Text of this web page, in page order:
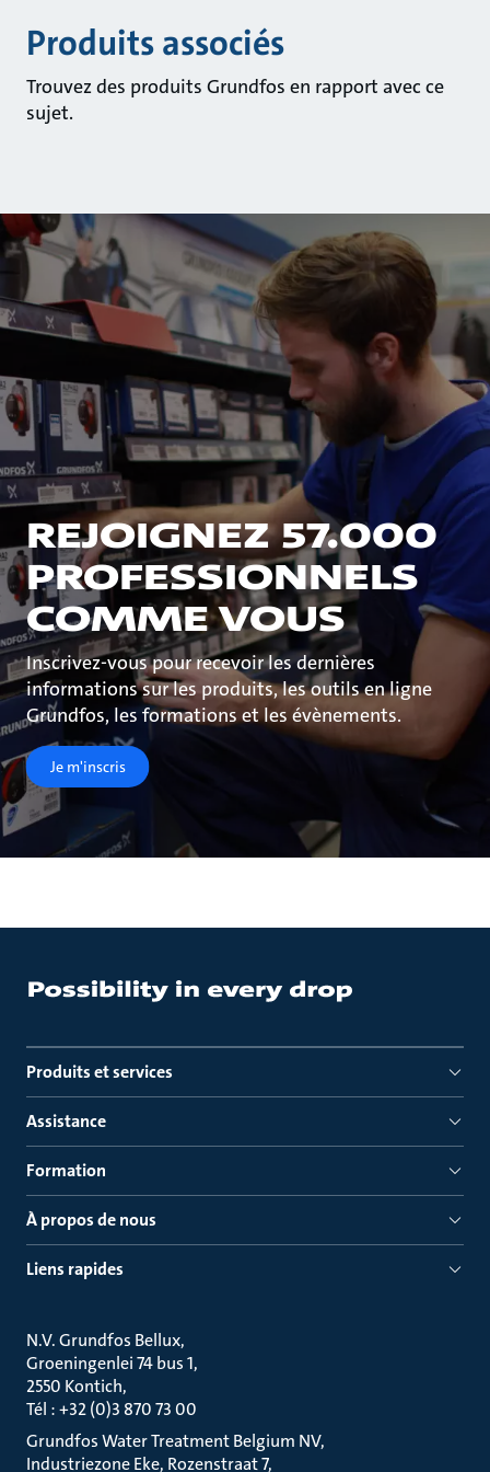
Produits associés
Trouvez des produits Grundfos en rapport avec ce
sujet.
REJOIGNEZ 57.000
PROFESSIONNELS
COMME VOUS
Inscrivez-vous pour recevoir les dernières
informations sur les produits, les outils en ligne
Grundfos, les formations et les évènements.
Je m'inscris
Produits et services
Assistance
Formation
À propos de nous
Liens rapides
N.V. Grundfos Bellux
Groeningenlei 74 bus 1
2550 Kontich
Tél : +32 (0)3 870 73 00
Grundfos Water Treatment Belgium NV
Industriezone Eke, Rozenstraat 7